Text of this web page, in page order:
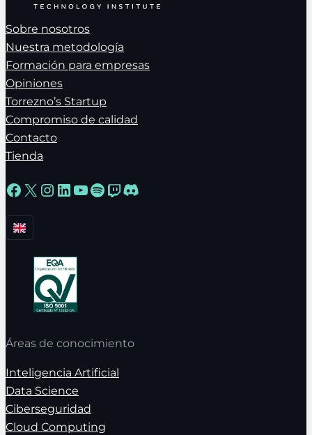
Sobre nosotros
Nuestra metodología
Formación para empresas
Opiniones
Torrezno’s Startup
Compromiso de calidad
Contacto
Tienda
Facebook
X Instagram
LinkedIn
YouTube
Spotify
Twitch
Discord
Áreas de conocimiento
Inteligencia Artificial
Data Science
Ciberseguridad
Cloud Computing